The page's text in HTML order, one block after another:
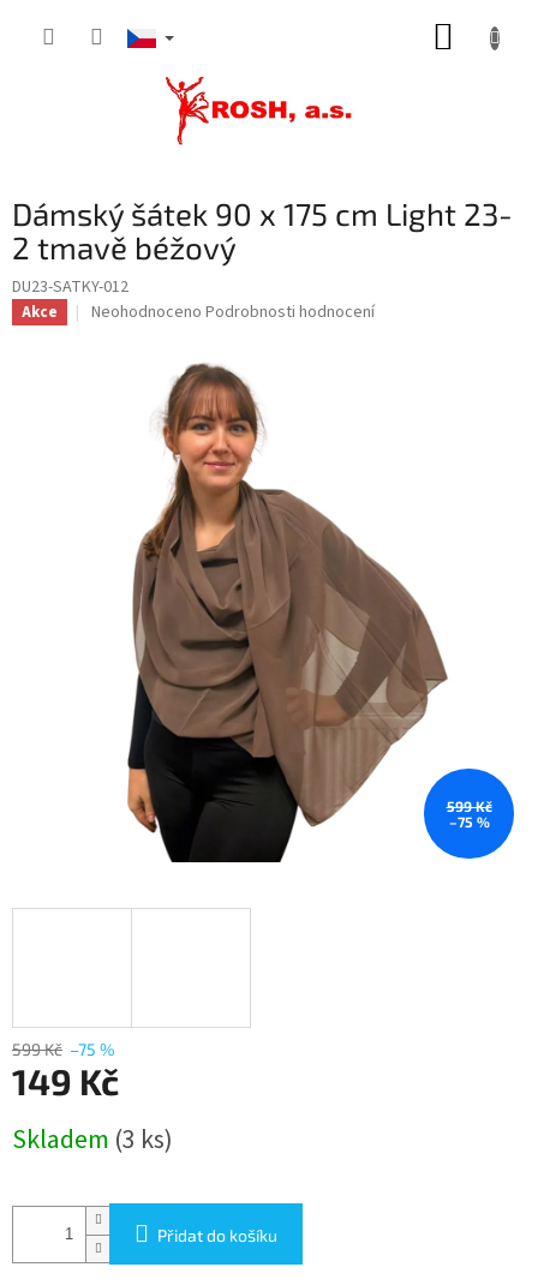
Dámský šátek 90 x 175 cm Light 23-
2 tmavě béžový
DU23-SATKY-012
Akce
Průměrné
Neohodnoceno Podrobnosti hodnocení
599 Kč
–75 %
599 Kč –75 %
149 Kč
cena:
Skladem (3 ks)
Přidat do košíku